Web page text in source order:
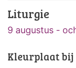
Liturgie
9 augustus -
Kleurplaat bij